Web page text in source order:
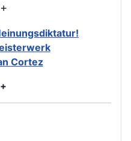
Cortez